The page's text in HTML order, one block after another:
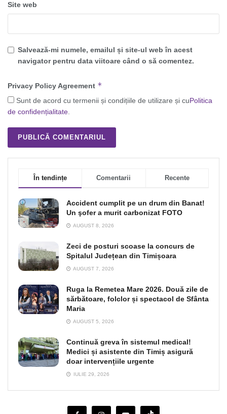
Site web
Salvează-mi numele, emailul și site-ul web în acest
navigator pentru data viitoare când o să comentez.
Privacy Policy Agreement *
Sunt de acord cu termenii și condițiile de utilizare și cuPolitica
de confidențialitate.
În tendințe Comentarii Recente
Accident cumplit pe un drum din Banat!
Un şofer a murit carbonizat FOTO
AUGUST 8, 2026
Zeci de posturi scoase la concurs de
Spitalul Județean din Timișoara
AUGUST 7, 2026
Ruga la Remetea Mare 2026. Două zile de
sărbătoare, folclor și spectacol de Sfânta
Maria
AUGUST 5, 2026
Continuă greva în sistemul medical!
Medici și asistente din Timiș asigură
doar intervențiile urgente
IULIE 29, 2026